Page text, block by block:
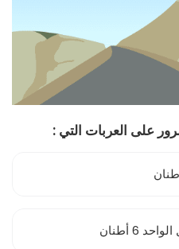
6 أطنان